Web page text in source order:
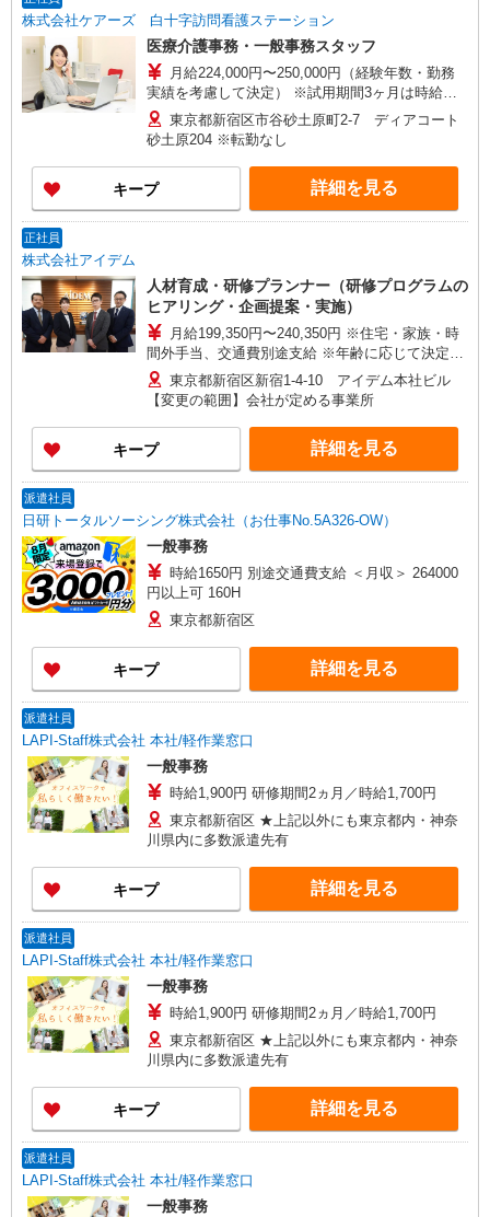
株式会社ケアーズ 白十字訪問看護ステーション
医療介護事務・一般事務スタッフ
月給224,000円〜250,000円（経験年数・勤務
実績を考慮して決定） ※試用期間3ヶ月は時給
1,300円 ※固定残業代10時間16,900円含む。 10
時間を超える場合は割増賃金として全額支給しま
す。
東京都新宿区市谷砂土原町2-7 ディアコート
砂土原204 ※転勤なし
キープ 詳細を見る
正社員
株式会社アイデム
人材育成・研修プランナー（研修プログラムの
ヒアリング・企画提案・実施）
月給199,350円〜240,350円 ※住宅・家族・時
間外手当、交通費別途支給 ※年齢に応じて決定い
たします
東京都新宿区新宿1-4-10 アイデム本社ビル
【変更の範囲】会社が定める事業所
キープ 詳細を見る
派遣社員
日研トータルソーシング株式会社（お仕事No.5A326-OW）
一般事務
時給1650円 別途交通費支給 ＜月収＞ 264000
円以上可 160H
東京都新宿区
キープ 詳細を見る
派遣社員
LAPI-Staff株式会社 本社/軽作業窓口
一般事務
時給1,900円 研修期間2ヵ月／時給1,700円
東京都新宿区 ★上記以外にも東京都内・神奈
川県内に多数派遣先有
キープ 詳細を見る
派遣社員
LAPI-Staff株式会社 本社/軽作業窓口
一般事務
時給1,900円 研修期間2ヵ月／時給1,700円
東京都新宿区 ★上記以外にも東京都内・神奈
川県内に多数派遣先有
キープ 詳細を見る
派遣社員
LAPI-Staff株式会社 本社/軽作業窓口
一般事務